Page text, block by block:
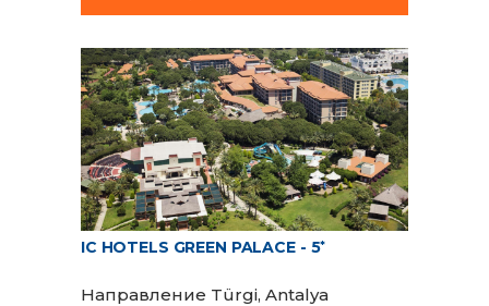
IC HOTELS GREEN PALACE - 5*
Направление Türgi, Antalya